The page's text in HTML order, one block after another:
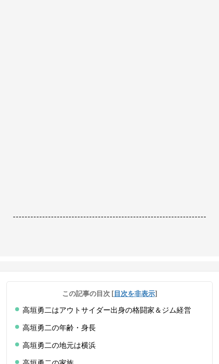
------------------------------------------------------------------
この記事の目次 [目次を非表示]
高垣勇二はアウトサイダー出身の格闘家＆ジム経営
高垣勇二の年齢・身長
高垣勇二の地元は横浜